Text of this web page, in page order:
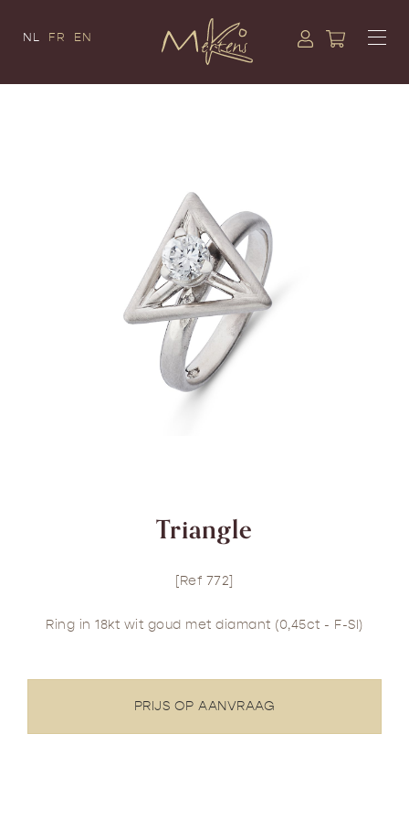
NL FR EN
Triangle
[Ref 772]
Ring in 18kt wit goud met diamant (0,45ct - F-SI)
PRIJS OP AANVRAAG